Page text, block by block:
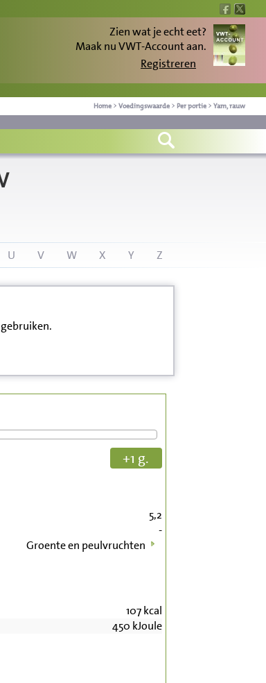
Zien wat je echt eet?
Maak nu VWT-Account aan.
Registreren
Home > Voedingswaarde > Per portie > Yam, rauw
U V W X Y Z
+1 g.
5,2
-
Groente en peulvruchten
107kcal
450 kJoule